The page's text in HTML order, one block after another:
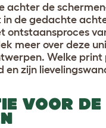
achter de
in de gedachte
ontstaansproces
meer over deze
Welke print
en zijn
VOOR DE